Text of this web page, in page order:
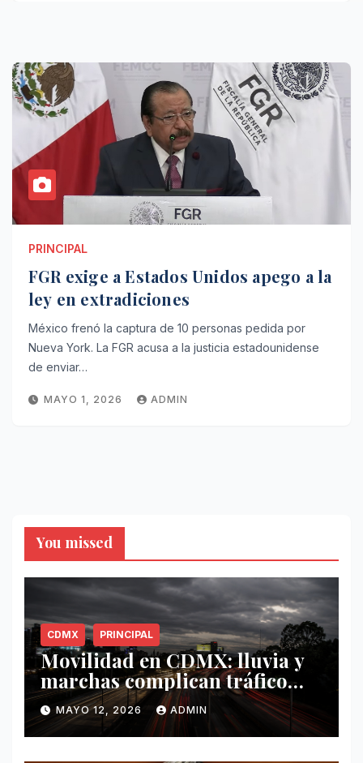
PRINCIPAL
FGR exige a Estados Unidos apego a la
ley en extradiciones
México frenó la captura de 10 personas pedida por
Nueva York. La FGR acusa a la justicia estadounidense
de enviar…
MAYO 1, 2026 ADMIN
You missed
CDMX PRINCIPAL
Movilidad en CDMX: lluvia y
marchas complican tráfico
este 12 de mayo
MAYO 12, 2026 ADMIN